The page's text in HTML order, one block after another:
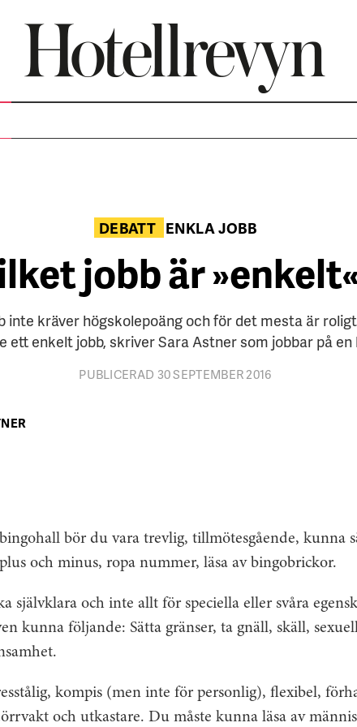
DEBATT ENKLA JOBB
jobb är
inte kräver högskolepoäng och för det mesta är
ett enkelt jobb, skriver Sara Astner som jobbar på en
PUBLICERAD 30 SEPTEMBER 2016
bör du vara trevlig, tillmötesgående, kunna
och minus, ropa nummer, läsa av bingobrickor.
självklara och inte allt för speciella eller svåra
kunna följande: Sätta gränser, ta gnäll, skäll,
kompis (men inte för personlig), flexibel,
och utkastare. Du måste kunna läsa av